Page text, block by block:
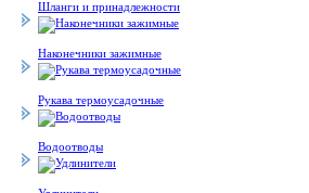
Шланги и принадлежности
Наконечники зажимные
Рукава термоусадочные
Водоотводы